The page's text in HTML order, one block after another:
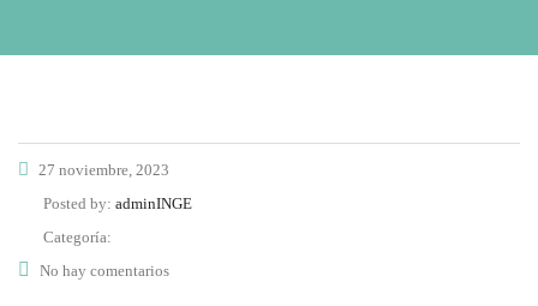
27 noviembre, 2023
Posted by: adminINGE
Categoría:
No hay comentarios